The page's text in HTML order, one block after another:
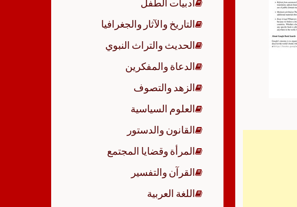
أدبيات الطفل
التاريخ والآثار والجغرافيا
الحديث والتراث النبوي
الدعاة والمفكرين
الزهد والتصوف
العلوم السياسية
القانون والدستور
المرأة وقضايا المجتمع
القرآن والتفسير
اللغة العربية